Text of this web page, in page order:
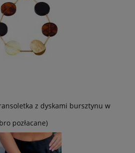
z dyskami bursztynu w
pozłacane)